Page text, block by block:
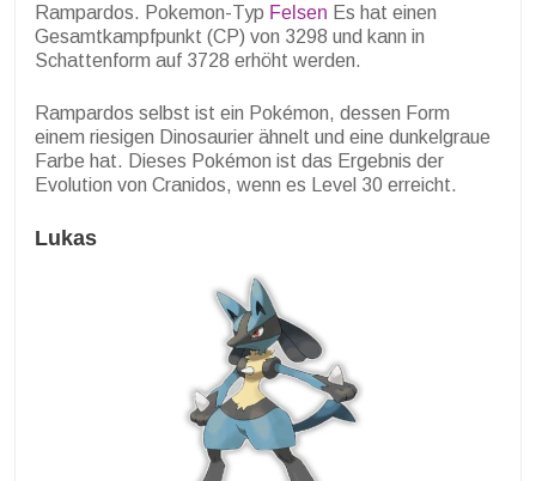
Rampardos. Pokemon-Typ Felsen Es hat einen
Gesamtkampfpunkt (CP) von 3298 und kann in
Schattenform auf 3728 erhöht werden.
Rampardos selbst ist ein Pokémon, dessen Form
einem riesigen Dinosaurier ähnelt und eine dunkelgraue
Farbe hat. Dieses Pokémon ist das Ergebnis der
Evolution von Cranidos, wenn es Level 30 erreicht.
Lukas